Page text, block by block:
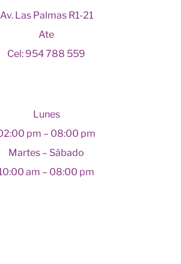
Av. Las Palmas R1-21
Ate
Cel: 954 788 559
Lunes
pm – 08:00 pm
Martes – Sábado
am – 08:00 pm